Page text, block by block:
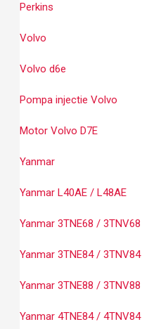
Perkins
Volvo
Volvo d6e
Pompa injectie Volvo
Motor Volvo D7E
Yanmar
Yanmar L40AE / L48AE
Yanmar 3TNE68 / 3TNV68
Yanmar 3TNE84 / 3TNV84
Yanmar 3TNE88 / 3TNV88
Yanmar 4TNE84 / 4TNV84